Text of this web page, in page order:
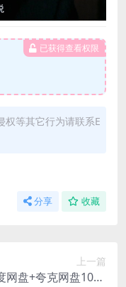
已获得查看权限
权等其它行为请联系E
分享 收藏
上一篇
盘+夸克网盘1080